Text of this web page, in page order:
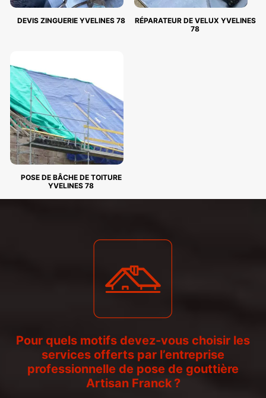
DEVIS ZINGUERIE YVELINES 78
RÉPARATEUR DE VELUX YVELINES
78
POSE DE BÂCHE DE TOITURE
YVELINES 78
Pour quels motifs devez-vous choisir les
services offerts par l’entreprise
professionnelle de pose de gouttière
Artisan Franck ?